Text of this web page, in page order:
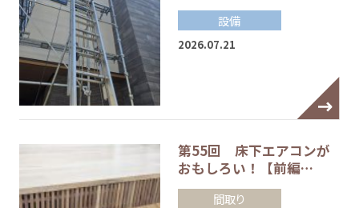
設備
2026.07.21
第55回 床下エアコンが
おもしろい！【前編…
間取り